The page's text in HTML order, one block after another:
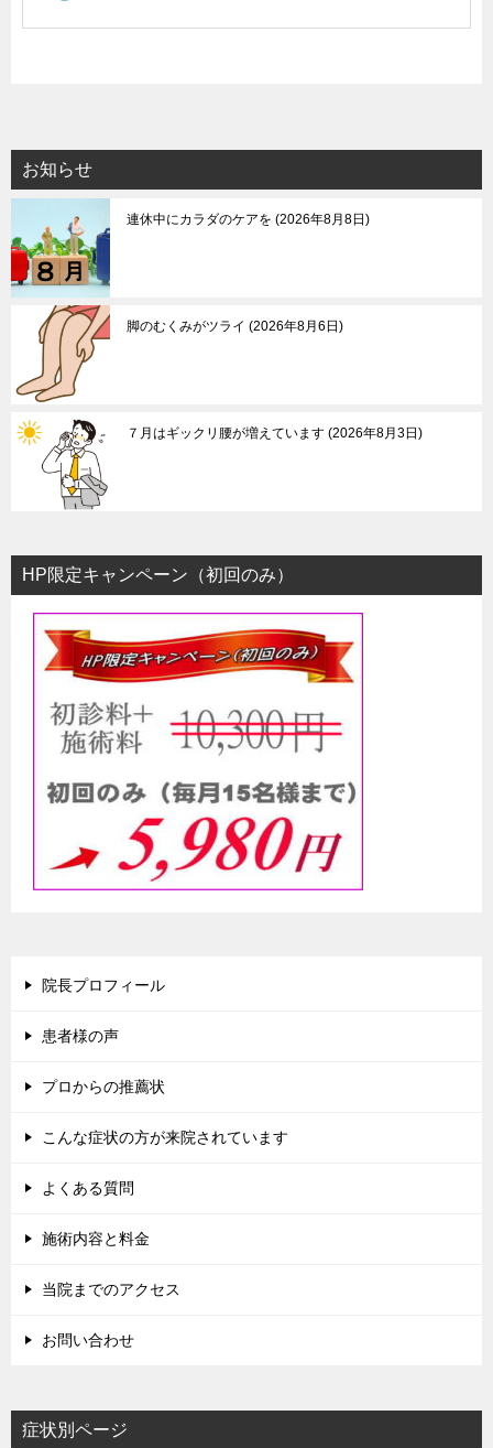
お知らせ
連休中にカラダのケアを 2026年8月8日
脚のむくみがツライ 2026年8月6日
７月はギックリ腰が増えています 2026年8月3日
HP限定キャンペーン（初回のみ）
院長プロフィール
患者様の声
プロからの推薦状
こんな症状の方が来院されています
よくある質問
施術内容と料金
当院までのアクセス
お問い合わせ
症状別ページ